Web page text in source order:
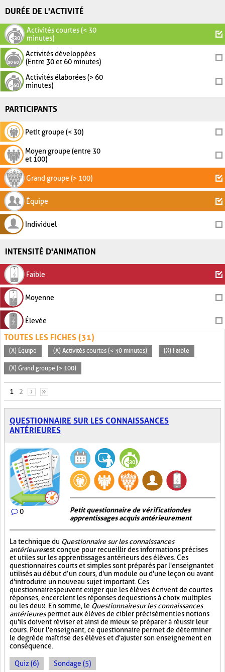
DURÉE DE L'ACTIVITÉ
Activités courtes (< 30
minutes)
Activités développées
(Entre 30 et 60 minutes)
Activités élaborées (> 60
minutes)
PARTICIPANTS
Petit groupe (< 30)
Moyen groupe (entre 30
et 100)
Grand groupe (> 100)
Équipe
Individuel
INTENSITÉ D'ANIMATION
Faible
Moyenne
Élevée
TOUTES LES FICHES (31)
(X) Équipe (X) Activités courtes (< 30 minutes) (X) Faible
(X) Grand groupe (> 100)
PAGES
1 2 › »
QUESTIONNAIRE SUR LES CONNAISSANCES
ANTÉRIEURES
0
Petit questionnaire de vérification des
apprentissages acquis antérieurement
La technique du Questionnaire sur les connaissances
antérieuresest conçue pour recueillir des informations précises
et utiles sur les apprentissages antérieurs des élèves. Ces
questionnaires courts et simples sont préparés par l'enseignant et
utilisés au début d’un cours, d'un module ou d'une leçon ou avant
d'introduire un nouveau sujet important. Ces
questionnaires peuvent exiger que les élèves écrivent de courtes
réponses, encerclent les réponses de questions à choix multiples
ou les deux. En somme, le Questionnaire sur les connaissances
antérieurespermet aux élèves de cibler précisément les notions
qu'ils doivent réviser et ainsi de mieux se préparer à réussir leur
cours. Pour l'enseignant, ce questionnaire permet de déterminer
le degré de maîtrise des élèves et d'ajuster son enseignement en
conséquence.
Quiz (6) Sondage (5)